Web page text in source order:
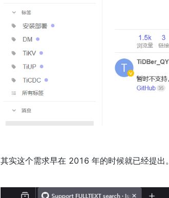
其实这个需求早在 2016 年的时候就已经提出。